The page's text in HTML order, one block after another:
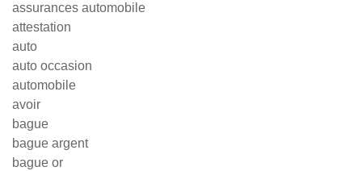
assurances automobile
attestation
auto
auto occasion
automobile
avoir
bague
bague argent
bague or